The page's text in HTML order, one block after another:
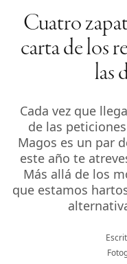
Cuatro
carta de los
las
Cada vez que
de las
Magos es un par
este año te
Más allá de los
que estamos